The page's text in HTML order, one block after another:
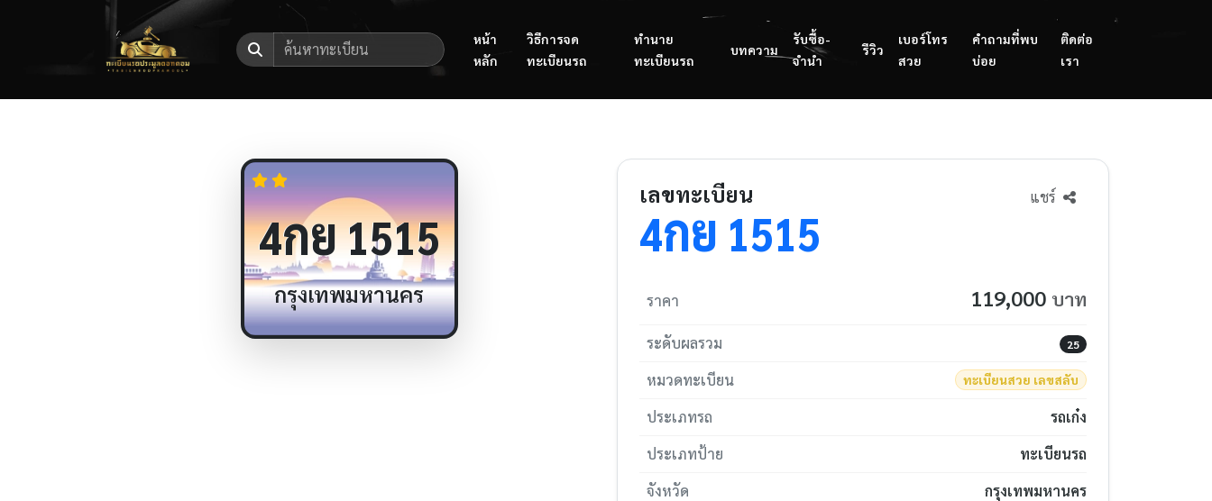
หน้า
หลัก
วิธีการจด
ทะเบียนรถ
ทำนาย
ทะเบียนรถ
บทความ
รับซื้อ-
จำนำ
รีวิว
เบอร์โทร
สวย
คำถามที่พบ
บ่อย
ติดต่อ
เรา
4กย1515
กรุงเทพมหานคร
เลขทะเบียน
4กย 1515
แชร์
ราคา 119,000 บาท
ระดับผลรวม 25
หมวดทะเบียน ทะเบียนสวย เลขสลับ
ประเภทรถ
รถเก๋ง
ประเภทป้าย
ทะเบียนรถ
จังหวัด
กรุงเทพมหานคร